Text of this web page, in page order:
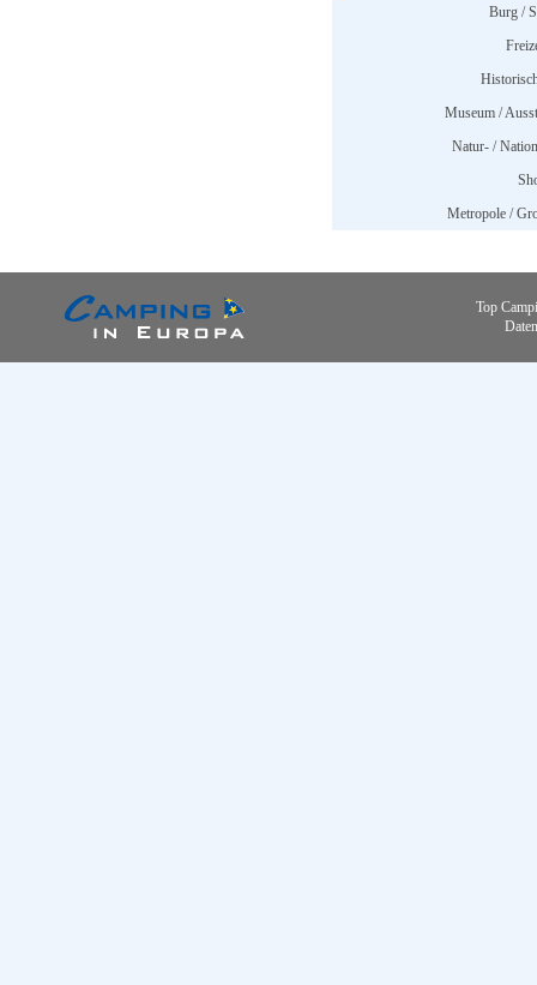
Burg /
Museum /
Natur- /
Metropole /
Top